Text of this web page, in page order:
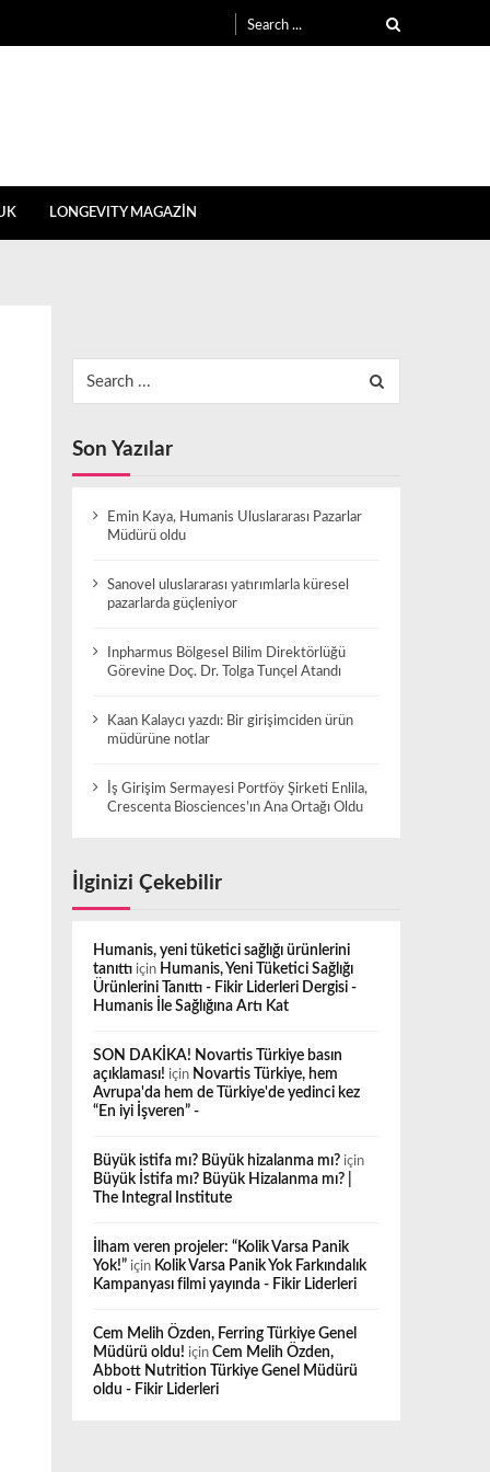
for:
LONGEVITY MAGAZİN
for:
Son Yazılar
Emin Kaya, Humanis Uluslararası Pazarlar
Müdürü oldu
Sanovel uluslararası yatırımlarla küresel
pazarlarda güçleniyor
Inpharmus Bölgesel Bilim Direktörlüğü
Görevine Doç. Dr. Tolga Tunçel Atandı
Kaan Kalaycı yazdı: Bir girişimciden ürün
müdürüne notlar
İş Girişim Sermayesi Portföy Şirketi Enlila,
Crescenta Biosciences’ın Ana Ortağı Oldu
İlginizi Çekebilir
Humanis, yeni tüketici sağlığı ürünlerini
tanıttıiçin Humanis, Yeni Tüketici Sağlığı
Ürünlerini Tanıttı - Fikir Liderleri Dergisi -
Humanis İle Sağlığına Artı Kat
SON DAKİKA! Novartis Türkiye basın
açıklaması! için Novartis Türkiye, hem
Avrupa'da hem de Türkiye'de yedinci kez
“En iyi İşveren” -
Büyük istifa mı? Büyük hizalanma mı?için
Büyük İstifa mı? Büyük Hizalanma mı? |
The Integral Institute
İlham veren projeler: “Kolik Varsa Panik
Yok!”için Kolik Varsa Panik Yok Farkındalık
Kampanyası filmi yayında - Fikir Liderleri
Cem Melih Özden, Ferring Türkiye Genel
Müdürü oldu! için Cem Melih Özden,
Abbott Nutrition Türkiye Genel Müdürü
oldu - Fikir Liderleri